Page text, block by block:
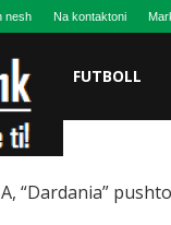
nesh Na kontaktoni
FUTBOLL
“Dardania”